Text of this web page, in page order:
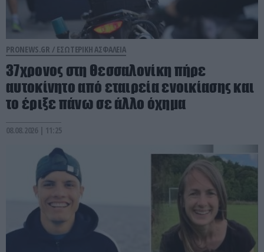
PRONEWS.GR / ΕΣΩΤΕΡΙΚΗ ΑΣΦΑΛΕΙΑ
37χρονος στη Θεσσαλονίκη πήρε
αυτοκίνητο από εταιρεία ενοικίασης και
το έριξε πάνω σε άλλο όχημα
08.08.2026 | 11:25